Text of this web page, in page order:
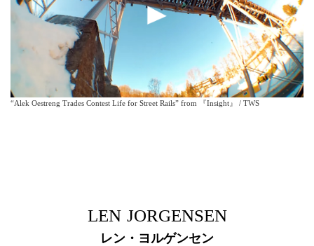
“Alek Oestreng Trades Contest Life for Street Rails” from 『Insight』 / TWS
LEN JORGENSEN
レン・ヨルゲンセン